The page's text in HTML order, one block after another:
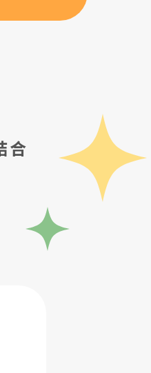
合